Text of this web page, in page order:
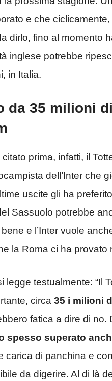
e che
dirlo, fino al momento
inglese potrebbe
in Italia.
da 35 milioni
prima, infatti, il
dell’Inter che
uscite gli ha
Sassuolo potrebbe
e l’Inter vuole
la Roma ci ha provato
legge testualmente: “Il
circa 35 i milioni
fatica a dire di no.
spesso superato
carica di panchina e
da digerire. Al di là